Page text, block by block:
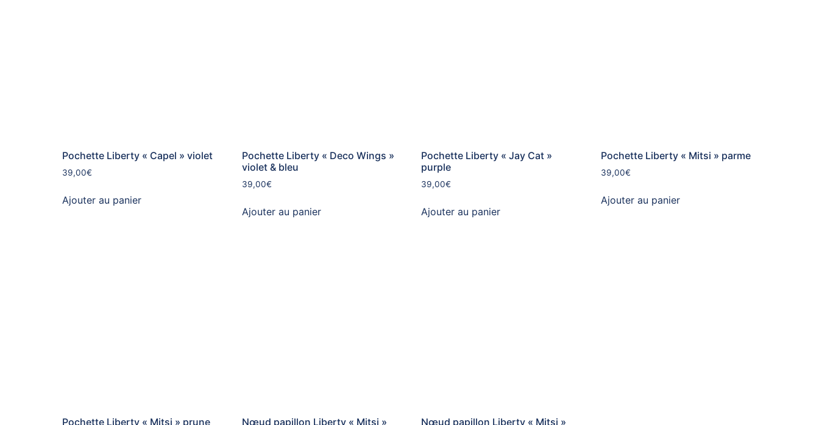
Pochette Liberty « Capel » violet
39,00€
Ajouter au panier
Pochette Liberty « Deco Wings »
violet & bleu
39,00€
Ajouter au panier
Pochette Liberty « Jay Cat »
purple
39,00€
Ajouter au panier
Pochette Liberty « Mitsi » parme
39,00€
Ajouter au panier
Pochette Liberty « Mitsi » prune
Nœud papillon Liberty « Mitsi »
Nœud papillon Liberty « Mitsi »